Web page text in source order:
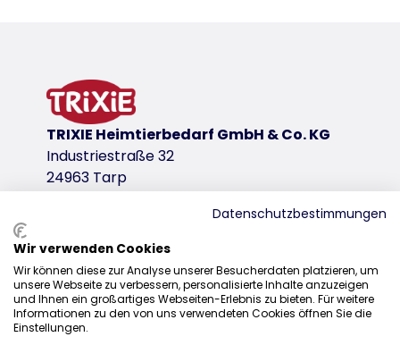
Easy-Click sluitingen
reserve filter artikel 40354
kunststof
productvariant
productvariant: uniek productnummer
Afmetingen
60 × 43 × 52 cm
Kleur
lichtgrijs/graniet
TRIXIE Heimtierbedarf GmbH & Co. KG
Industriestraße 32
24963 Tarp
Distributie
+31 20 7980 995
sales@trixie.de
Datenschutzbestimmungen
Wir verwenden Cookies
Wir können diese zur Analyse unserer Besucherdaten platzieren, um
unsere Webseite zu verbessern, personalisierte Inhalte anzuzeigen
und Ihnen ein großartiges Webseiten-Erlebnis zu bieten. Für weitere
Informationen zu den von uns verwendeten Cookies öffnen Sie die
Einstellungen.